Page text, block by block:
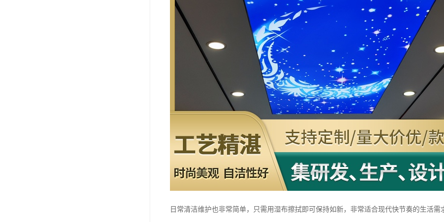
日常清洁维护也非常简单，只需用湿布擦拭即可保持如新，非常适合现代快节奏的生活需